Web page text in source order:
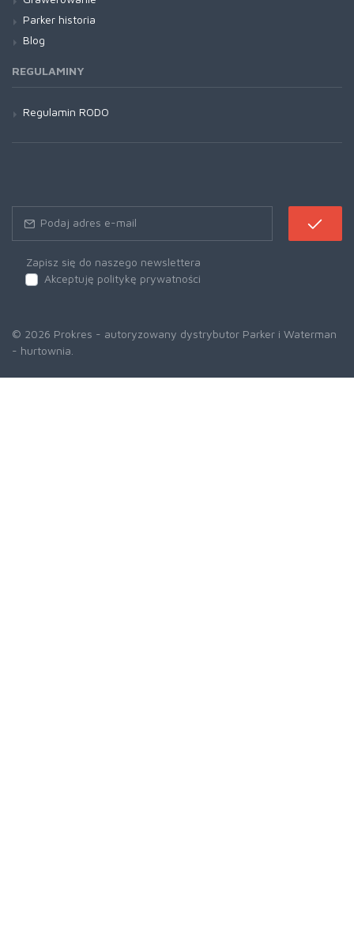
Parker historia
Blog
REGULAMINY
Regulamin RODO
Zapisz się do naszego newslettera
Akceptuję politykę prywatności
© 2026 Prokres - autoryzowany dystrybutor Parker i Waterman
- hurtownia.